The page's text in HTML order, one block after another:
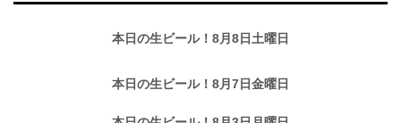
本日の生ビール！8月8日土曜日
本日の生ビール！8月7日金曜日